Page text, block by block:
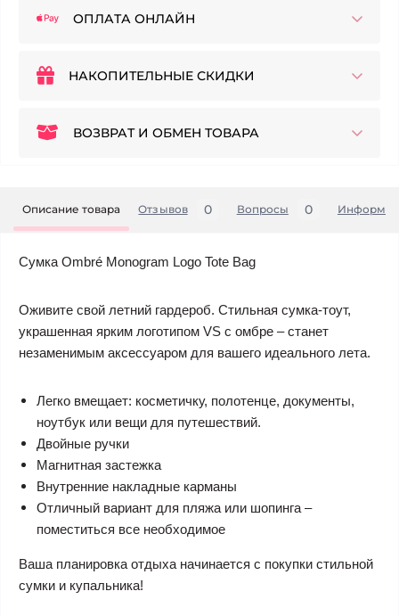
ОПЛАТА ОНЛАЙН
НАКОПИТЕЛЬНЫЕ СКИДКИ
ВОЗВРАТ И ОБМЕН ТОВАРА
Описание товара Отзывов 0 Вопросы 0
Сумка Ombré Monogram Logo Tote Bag
Оживите свой летний гардероб. Стильная сумка-тоут,
украшенная ярким логотипом VS с омбре – станет
незаменимым аксессуаром для вашего идеального лета.
Легко вмещает: косметичку, полотенце, документы,
ноутбук или вещи для путешествий.
Двойные ручки
Магнитная застежка
Внутренние накладные карманы
Отличный вариант для пляжа или шопинга –
поместиться все необходимое
Ваша планировка отдыха начинается с покупки стильной
сумки и купальника!